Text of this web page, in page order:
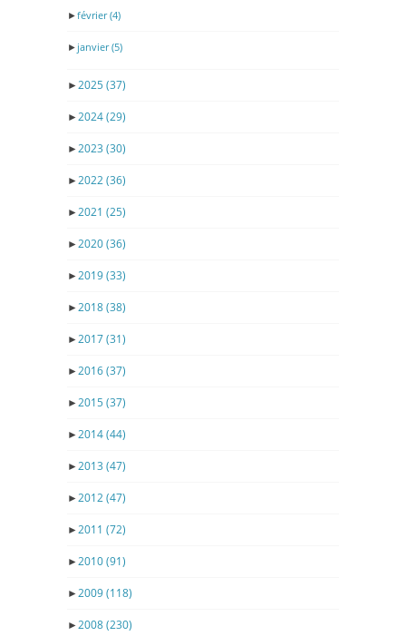
►février(4)
► janvier(5)
►2025(37)
►2024(29)
►2023 (30)
►2022(36)
►2021 (25)
►2020(36)
►2019(33)
►2018(38)
►2017(31)
►2016(37)
►2015(37)
►2014(44)
►2013 (47)
►2012(47)
►2011 (72)
►2010(91)
►2009(118)
►2008(230)